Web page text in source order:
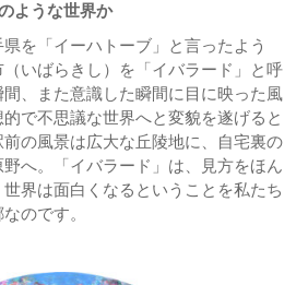
ような世界か
を「イーハトーブ」と言ったよう
いばらきし）を「イバラード」と呼
、また意識した瞬間に目に映った風
で不思議な世界へと変貌を遂げると
の風景は広大な丘陵地に、自宅裏の
へ。「イバラード」は、見方をほん
界は面白くなるということを私たち
のです。